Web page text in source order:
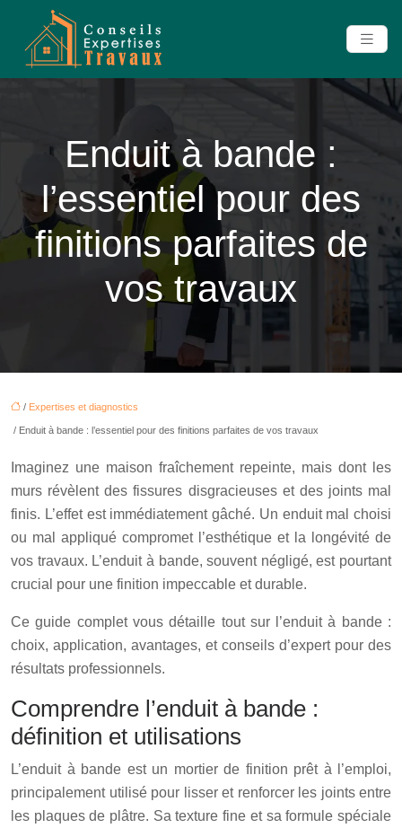
Enduit à bande :
l’essentiel pour des
finitions parfaites de
vos travaux
/ Expertises et diagnostics
/ Enduit à bande : l’essentiel pour des finitions parfaites de vos travaux
Imaginez une maison fraîchement repeinte, mais dont les
murs révèlent des fissures disgracieuses et des joints mal
finis. L’effet est immédiatement gâché. Un enduit mal choisi
ou mal appliqué compromet l’esthétique et la longévité de
vos travaux. L’enduit à bande, souvent négligé, est pourtant
crucial pour une finition impeccable et durable.
Ce guide complet vous détaille tout sur l’enduit à bande :
choix, application, avantages, et conseils d’expert pour des
résultats professionnels.
Comprendre l’enduit à bande :
définition et utilisations
L’enduit à bande est un mortier de finition prêt à l’emploi,
principalement utilisé pour lisser et renforcer les joints entre
les plaques de plâtre. Sa texture fine et sa formule spéciale